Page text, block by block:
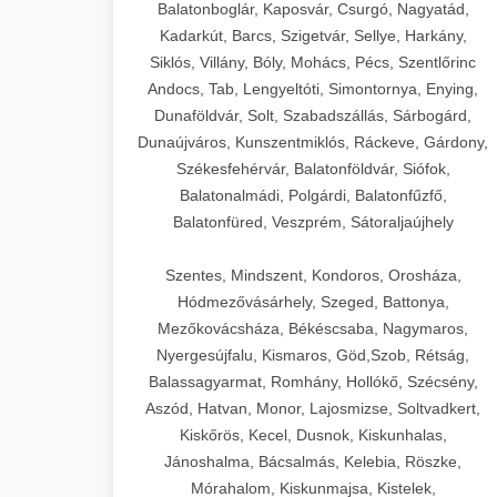
Balatonboglár, Kaposvár, Csurgó, Nagyatád,
Kadarkút, Barcs, Szigetvár, Sellye, Harkány,
Siklós, Villány, Bóly, Mohács, Pécs, Szentlőrinc
Andocs, Tab, Lengyeltóti, Simontornya, Enying,
Dunaföldvár, Solt, Szabadszállás, Sárbogárd,
Dunaújváros, Kunszentmiklós, Ráckeve, Gárdony,
Székesfehérvár, Balatonföldvár, Siófok,
Balatonalmádi, Polgárdi, Balatonfűzfő,
Balatonfüred, Veszprém, Sátoraljaújhely
Szentes, Mindszent, Kondoros, Orosháza,
Hódmezővásárhely, Szeged, Battonya,
Mezőkovácsháza, Békéscsaba, Nagymaros,
Nyergesújfalu, Kismaros, Göd,Szob, Rétság,
Balassagyarmat, Romhány, Hollókő, Szécsény,
Aszód, Hatvan, Monor, Lajosmizse, Soltvadkert,
Kiskőrös, Kecel, Dusnok, Kiskunhalas,
Jánoshalma, Bácsalmás, Kelebia, Röszke,
Mórahalom, Kiskunmajsa, Kistelek,